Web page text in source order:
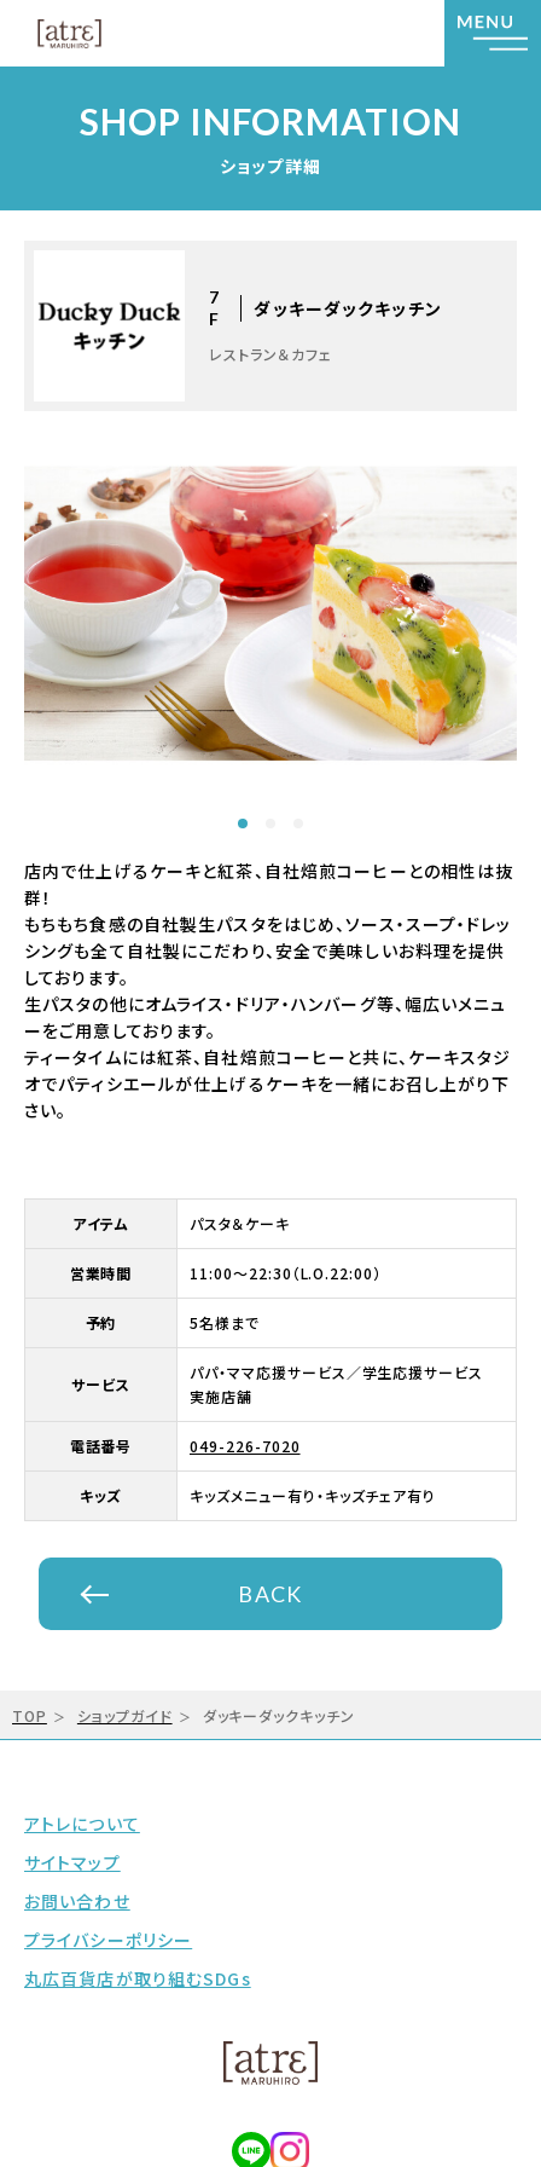
SHOP INFORMATION
ショップ詳細
7
F
ダッキーダックキッチン
レストラン＆カフェ
店内で仕上げるケーキと紅茶、自社焙煎コーヒーとの相性は抜
群！
もちもち食感の自社製生パスタをはじめ、ソース・スープ・ドレッ
シングも全て自社製にこだわり、安全で美味しいお料理を提供
しております。
生パスタの他にオムライス・ドリア・ハンバーグ等、幅広いメニュ
ーをご用意しております。
ティータイムには紅茶、自社焙煎コーヒーと共に、ケーキスタジ
オでパティシエールが仕上げるケーキを一緒にお召し上がり下
さい。
アイテム パスタ＆ケーキ
営業時間 11:00～22:30（L.O.22:00）
予約 5名様まで
サービス
パパ・ママ応援サービス／学生応援サービス
実施店舗
電話番号 049-226-7020
キッズ キッズメニュー有り・キッズチェア有り
BACK
TOP ショップガイド ダッキーダックキッチン
アトレについて
サイトマップ
お問い合わせ
プライバシーポリシー
丸広百貨店が取り組むSDGs